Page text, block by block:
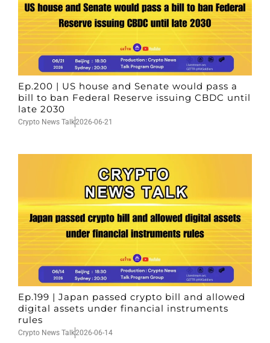
Ep.200 | US house and Senate would pass a
bill to ban Federal Reserve issuing CBDC until
late 2030
Crypto News Talk2026-06-21
Ep.199 | Japan passed crypto bill and allowed
digital assets under financial instruments
rules
Crypto News Talk2026-06-14